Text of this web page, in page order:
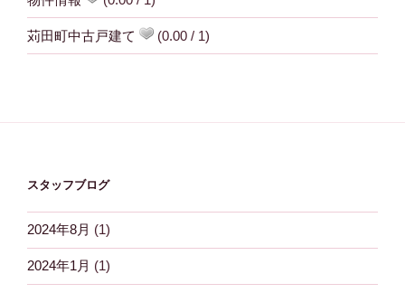
苅田町中古戸建て (0.00 / 1)
スタッフブログ
2024年8月 (1)
2024年1月 (1)